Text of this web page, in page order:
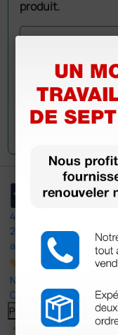
produit.
4,5
23
avis
Nos avis 4 et 5 étoiles.
Cliquez ici pour tous les
Previous
Suivant